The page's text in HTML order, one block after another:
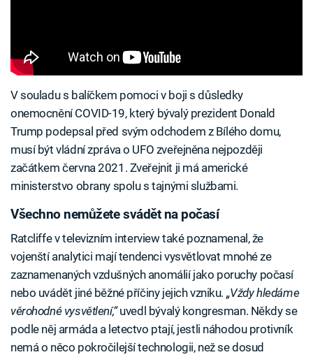
V souladu s balíčkem pomoci v boji s důsledky
onemocnění COVID-19, který bývalý prezident Donald
Trump podepsal před svým odchodem z Bílého domu,
musí být vládní zpráva o UFO zveřejněna nejpozději
začátkem června 2021. Zveřejnit ji má americké
ministerstvo obrany spolu s tajnými službami.
Všechno nemůžete svádět na počasí
Ratcliffe v televizním interview také poznamenal, že
vojenští analytici mají tendenci vysvětlovat mnohé ze
zaznamenaných vzdušných anomálií jako poruchy počasí
nebo uvádět jiné běžné příčiny jejich vzniku. „Vždy hledáme
věrohodné vysvětlení,“uvedl bývalý kongresman. Někdy se
podle něj armáda a letectvo ptají, jestli náhodou protivník
nemá o něco pokročilejší technologii, než se dosud